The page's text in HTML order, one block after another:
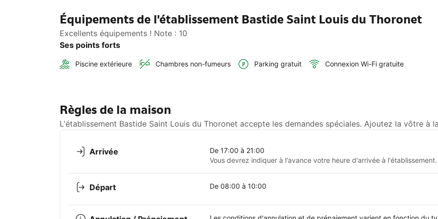
Équipements de l'établissement Bastide Saint Louis du Thoronet
Excellents équipements ! Note : 10
Ses points forts
Piscine extérieure Chambres non-fumeurs Parking gratuit Connexion Wi-Fi gratuite
Règles de la maison
L'établissement Bastide Saint Louis du Thoronet accepte les demandes spéciales. Ajoutez la vôtre à
Arrivée
De 17:00 à 21:00
Vous devrez indiquer à l'avance votre heure d'arrivée à l'établissement.
Départ De 08:00 à 10:00